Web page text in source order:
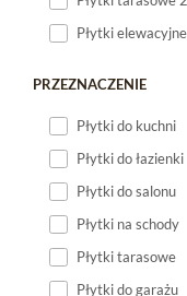
Płytki elewacyjne
PRZEZNACZENIE
Płytki do kuchni
Płytki do łazienki
Płytki do salonu
Płytki na schody
Płytki tarasowe
Płytki do garażu